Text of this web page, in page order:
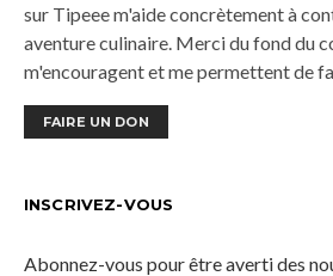
sur Tipeee m'aide concrètement à
aventure culinaire. Merci du fond du
m'encouragent et me permettent de
FAIRE UN DON
INSCRIVEZ-VOUS
Abonnez-vous pour être averti des